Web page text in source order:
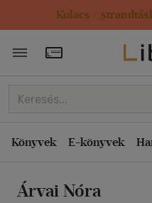
Kulacs /
Törzsvásárlói
Könyvek E-könyvek
Árvai Nóra
Rendezés
Kiadás éve szerint
Ár szerint csökkenő
Eladott darabszám